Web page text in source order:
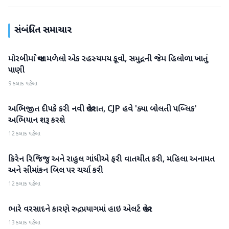
સંબંધિત સમાચાર
રાષ્ટ્રીય
મોરબીમાં જોવા મળેલો એક રહસ્યમય કૂવો, સમુદ્રની જેમ હિલોળા ખાતું
પાણી
9 કલાક પહેલા
રાષ્ટ્રીય
અભિજીત દીપકે કરી નવી જાહેરાત, CJP હવે 'ક્યા બોલતી પબ્લિક'
અભિયાન શરૂ કરશે
12 કલાક પહેલા
રાષ્ટ્રીય
કિરેન રિજિજુ અને રાહુલ ગાંધીએ ફરી વાતચીત કરી, મહિલા અનામત
અને સીમાંકન બિલ પર ચર્ચા કરી
12 કલાક પહેલા
રાષ્ટ્રીય
ભારે વરસાદને કારણે રુદ્રપ્રયાગમાં હાઇ એલર્ટ જાહેર
13 કલાક પહેલા